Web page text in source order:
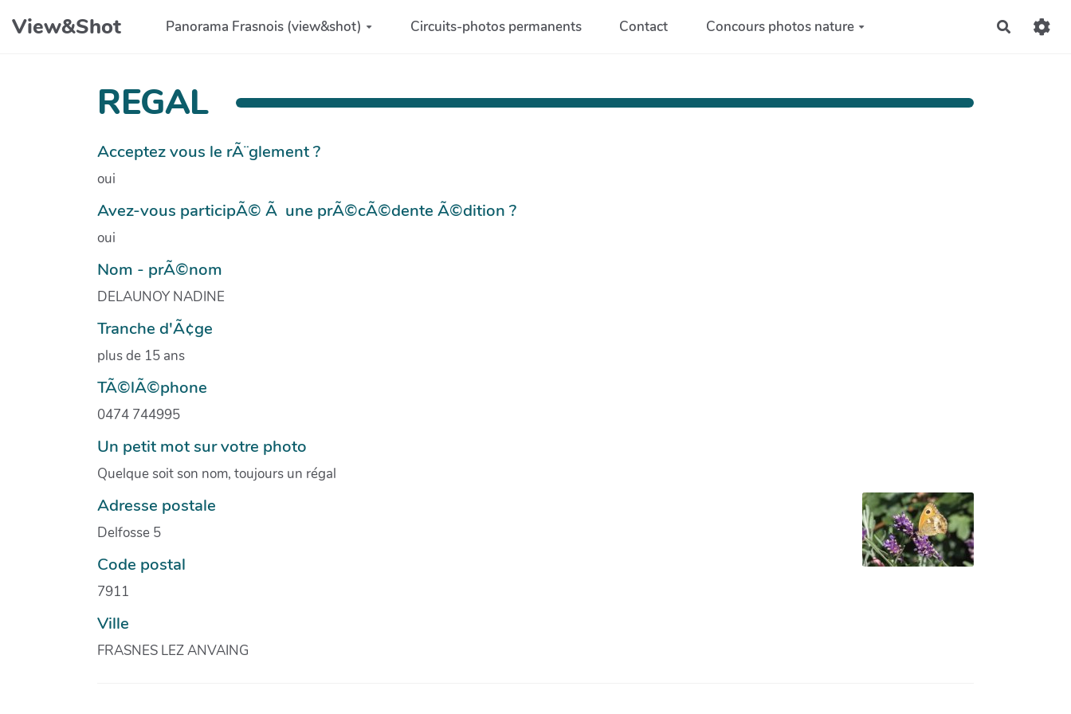
Aller au contenu principal
View&Shot Panorama Frasnois (view&shot) Circuits-photos permanents Contact Concours photos nature
REGAL
Acceptez vous le rÃ¨glement ?
oui
Avez-vous participÃ© Ã une prÃ©cÃ©dente Ã©dition ?
oui
Nom - prÃ©nom
DELAUNOY NADINE
Tranche d'Ã¢ge
plus de 15 ans
TÃ©lÃ©phone
0474 744995
Un petit mot sur votre photo
Quelque soit son nom, toujours un régal
Adresse postale
Delfosse 5
Code postal
7911
Ville
FRASNES LEZ ANVAING